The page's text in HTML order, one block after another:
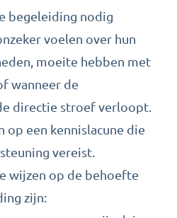
begeleiding nodig
voelen over hun
moeite hebben met
wanneer de
directie stroef verloopt.
op een kennislacune die
vereist.
wijzen op de behoefte
zijn: